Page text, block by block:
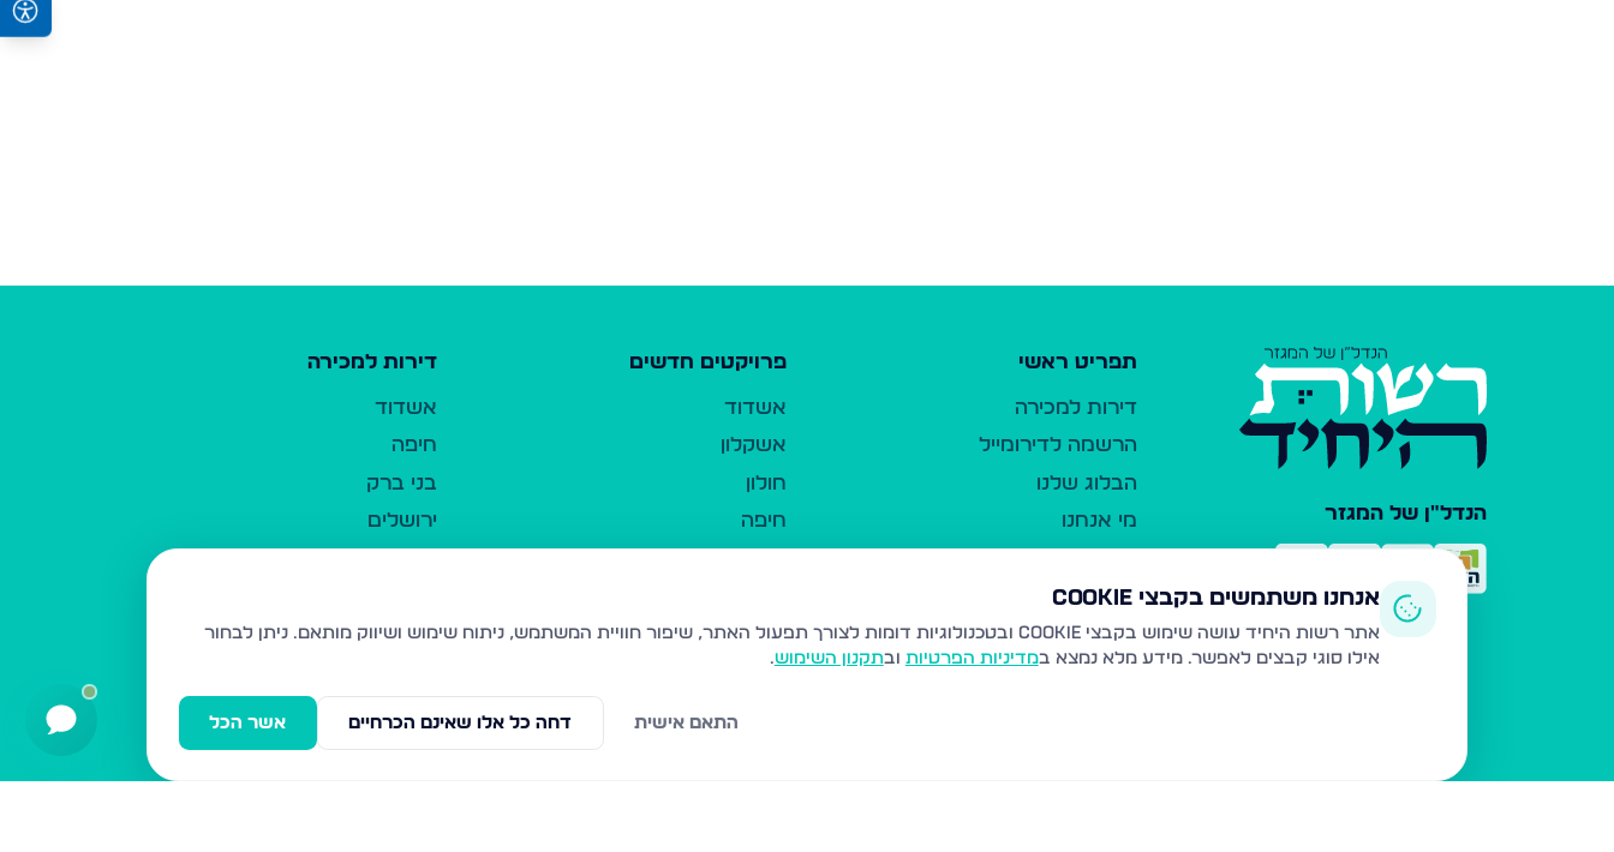
הנדל"ן של המגזר
תפריט ראשי
דירות למכירה
הרשמה לדירומייל
הבלוג שלנו
מי אנחנו
כלי עזר
פרסום ברשות היחיד
משרדי תיווך
פרויקטים חדשים
אשדוד
אשקלון
חולון
חיפה
נהריה
עמנואל
דירות למכירה
אשדוד
חיפה
בני ברק
ירושלים
בית שמש
ביתר עילית
אנחנו משתמשים בקבצי Cookie
אתר רשות היחיד עושה שימוש בקבצי Cookie ובטכנולוגיות דומות לצורך תפעול האתר, שיפור חוויית המשתמש, ניתוח שימוש ושיווק מותאם.
ניתן לבחור
אילו סוגי קבצים לאפשר. מידע מלא נמצא במדיניות הפרטיות ובתקנון השימוש.
אשר הכל דחה כל אלו שאינם הכרחיים התאם אישית